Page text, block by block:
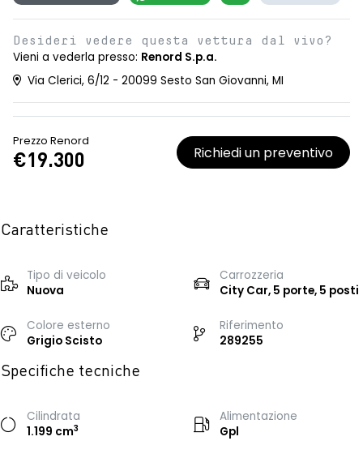
Desideri vedere questa vettura dal vivo?
Vieni a vederla presso: Renord S.p.a.
Via Clerici, 6/12 - 20099 Sesto San Giovanni, MI
Prezzo Renord
€19.300 Richiedi un preventivo
Caratteristiche
Tipo di veicolo
Nuova
Carrozzeria
City Car, 5 porte, 5 posti
Colore esterno
Grigio Scisto
Riferimento
289255
Specifiche tecniche
Cilindrata
1.199 cm3
Alimentazione
Gpl